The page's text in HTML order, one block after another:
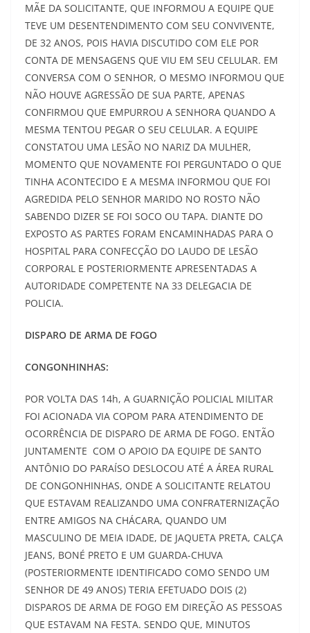
MÃE DA SOLICITANTE, QUE INFORMOU A EQUIPE QUE
TEVE UM DESENTENDIMENTO COM SEU CONVIVENTE,
DE 32 ANOS, POIS HAVIA DISCUTIDO COM ELE POR
CONTA DE MENSAGENS QUE VIU EM SEU CELULAR. EM
CONVERSA COM O SENHOR, O MESMO INFORMOU QUE
NÃO HOUVE AGRESSÃO DE SUA PARTE, APENAS
CONFIRMOU QUE EMPURROU A SENHORA QUANDO A
MESMA TENTOU PEGAR O SEU CELULAR. A EQUIPE
CONSTATOU UMA LESÃO NO NARIZ DA MULHER,
MOMENTO QUE NOVAMENTE FOI PERGUNTADO O QUE
TINHA ACONTECIDO E A MESMA INFORMOU QUE FOI
AGREDIDA PELO SENHOR MARIDO NO ROSTO NÃO
SABENDO DIZER SE FOI SOCO OU TAPA. DIANTE DO
EXPOSTO AS PARTES FORAM ENCAMINHADAS PARA O
HOSPITAL PARA CONFECÇÃO DO LAUDO DE LESÃO
CORPORAL E POSTERIORMENTE APRESENTADAS A
AUTORIDADE COMPETENTE NA 33 DELEGACIA DE
POLICIA.
DISPARO DE ARMA DE FOGO
CONGONHINHAS:
POR VOLTA DAS 14h, A GUARNIÇÃO POLICIAL MILITAR
FOI ACIONADA VIA COPOM PARA ATENDIMENTO DE
OCORRÊNCIA DE DISPARO DE ARMA DE FOGO. ENTÃO
JUNTAMENTE COM O APOIO DA EQUIPE DE SANTO
ANTÔNIO DO PARAÍSO DESLOCOU ATÉ A ÁREA RURAL
DE CONGONHINHAS, ONDE A SOLICITANTE RELATOU
QUE ESTAVAM REALIZANDO UMA CONFRATERNIZAÇÃO
ENTRE AMIGOS NA CHÁCARA, QUANDO UM
MASCULINO DE MEIA IDADE, DE JAQUETA PRETA, CALÇA
JEANS, BONÉ PRETO E UM GUARDA-CHUVA
(POSTERIORMENTE IDENTIFICADO COMO SENDO UM
SENHOR DE 49 ANOS) TERIA EFETUADO DOIS (2)
DISPAROS DE ARMA DE FOGO EM DIREÇÃO AS PESSOAS
QUE ESTAVAM NA FESTA. SENDO QUE, MINUTOS